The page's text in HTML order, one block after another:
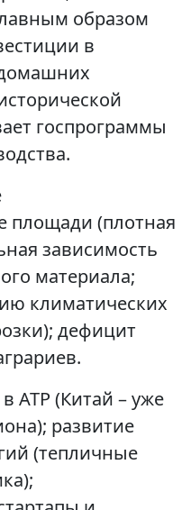
образом
в
госпрограммы
площади (плотная
зависимость
материала;
климатических
дефицит
АТР (Китай – уже
развитие
(тепличные